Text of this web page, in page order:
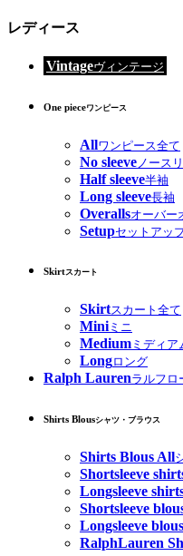
レディース
Vintageヴィンテージ
One pieceワンピース
Allワンピース全て
No sleeve ノース
Half sleeve半袖
Long sleeve長袖
Overallsオーバー
Setupセットアッ
Skirtスカート
Skirtスカート全て
Miniミニ
Medium ミディア
Longロング
Ralph Laurenラルフロ
Shirts Blousシャツ・ブラウス
Shirts Blous All
Shortsleeve
Longsleeve
Shortsleeve
Longsleeve blous
RalphLauren